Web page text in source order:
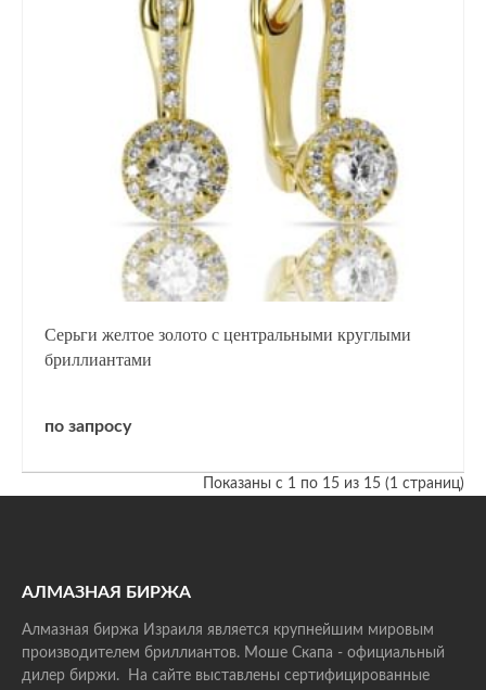
Серьги желтое золото с центральными круглыми
бриллиантами
по запросу
Показаны с 1 по 15 из 15 (1 страниц)
АЛМАЗНАЯ БИРЖА
Алмазная биржа Израиля является крупнейшим мировым
производителем бриллиантов. Моше Скапа - официальный
дилер биржи. На сайте выставлены сертифицированные